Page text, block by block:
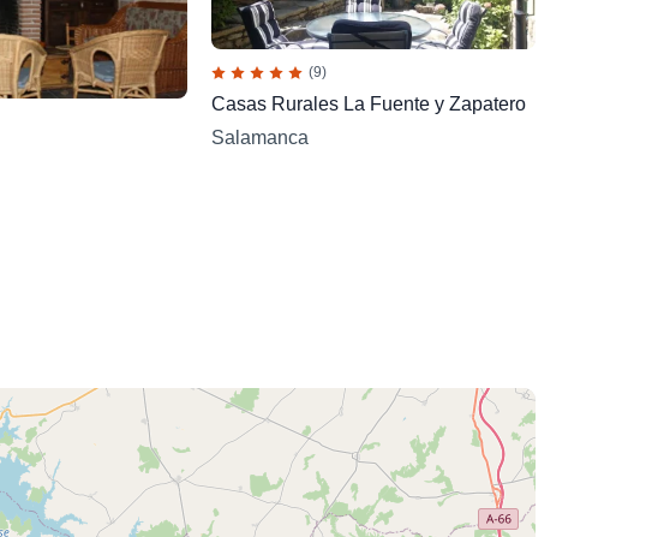
(9)
Casas Rurales La Fuente y Zapatero
Salamanca